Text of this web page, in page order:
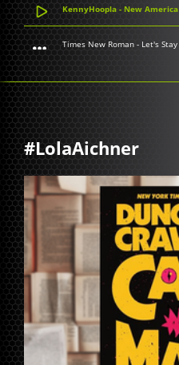
KennyHoopla - New America
#LolaAichner